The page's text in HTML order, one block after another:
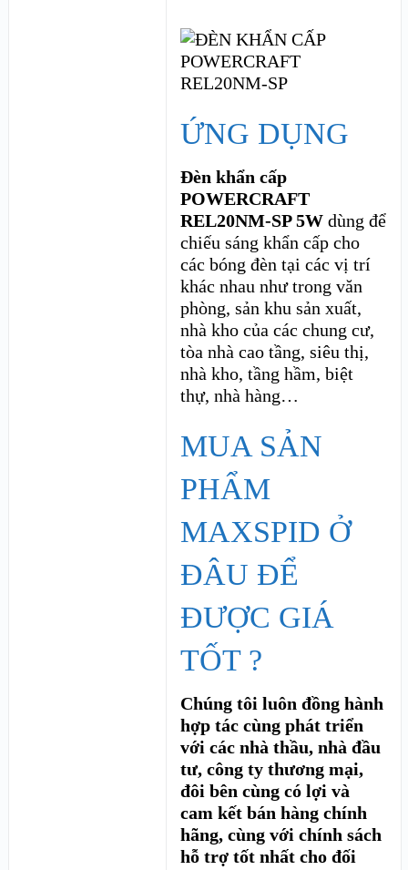
ỨNG DỤNG
Đèn khẩn cấp
POWERCRAFT
REL20NM-SP 5Wdùng để
chiếu sáng khẩn cấp cho
các bóng đèn tại các vị trí
khác nhau như trong văn
phòng, sản khu sản xuất,
nhà kho của các chung cư,
tòa nhà cao tầng, siêu thị,
nhà kho, tầng hầm, biệt
thự, nhà hàng…
MUA SẢN
PHẨM
MAXSPID Ở
ĐÂU ĐỂ
ĐƯỢC GIÁ
TỐT ?
Chúng tôi luôn đồng hành
hợp tác cùng phát triển
với các nhà thầu, nhà đầu
tư, công ty thương mại,
đôi bên cùng có lợi và
cam kết bán hàng chính
hãng, cùng với chính sách
hỗ trợ tốt nhất cho đối